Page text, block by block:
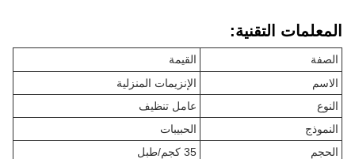
المعلمات التقنية:
الصفة
القيمة
الاسم
الإنزيمات المنزلية
النوع
عامل تنظيف
النموذج
الحبيبات
الحجم
35 كجم/طبل